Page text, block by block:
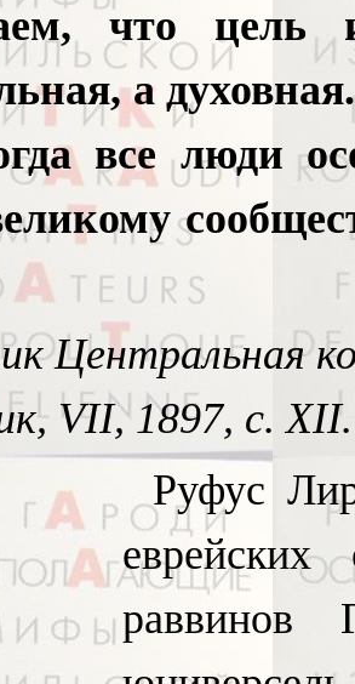
что цель
а
все люди
Центральная
VII, 1897, с. XII.
Руфус
раввинов